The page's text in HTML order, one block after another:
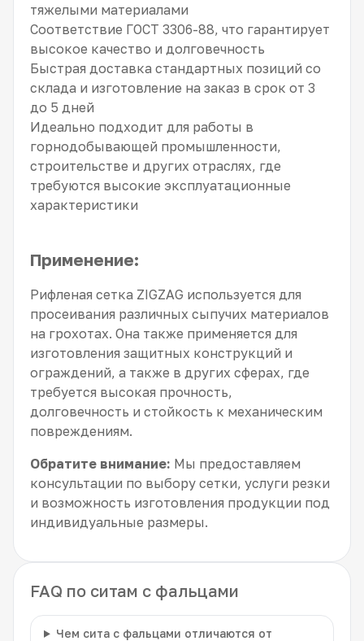
тяжелыми материалами
Соответствие ГОСТ 3306-88, что гарантирует
высокое качество и долговечность
Быстрая доставка стандартных позиций со
склада и изготовление на заказ в срок от 3
до 5 дней
Идеально подходит для работы в
горнодобывающей промышленности,
строительстве и других отраслях, где
требуются высокие эксплуатационные
характеристики
Применение:
Рифленая сетка ZIGZAG используется для
просеивания различных сыпучих материалов
на грохотах. Она также применяется для
изготовления защитных конструкций и
ограждений, а также в других сферах, где
требуется высокая прочность,
долговечность и стойкость к механическим
повреждениям.
Обратите внимание: Мы предоставляем
консультации по выбору сетки, услуги резки
и возможность изготовления продукции под
индивидуальные размеры.
FAQ по ситам с фальцами
Чем сита с фальцами отличаются от